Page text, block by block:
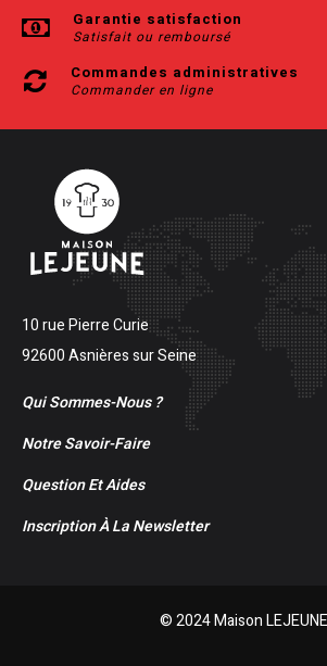
Garantie satisfaction
Satisfait ou remboursé
Commandes administratives
Commander en ligne
10 rue Pierre Curie
92600 Asnières sur Seine
Qui Sommes-Nous ?
Notre Savoir-Faire
Question Et Aides
Inscription À La Newsletter
© 2024 Maison LEJEUNE